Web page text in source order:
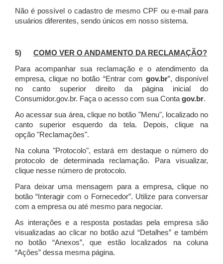
Não é possível o cadastro de mesmo CPF ou e-mail para
usuários diferentes, sendo únicos em nosso sistema.
5) COMO VER O ANDAMENTO DA RECLAMAÇÃO?
Para acompanhar sua reclamação e o atendimento da
empresa, clique no botão “Entrar com gov.br”, disponível
no canto superior direito da página inicial do
Consumidor.gov.br. Faça o acesso com sua Contagov.br.
Ao acessar sua área, clique no botão "Menu", localizado no
canto superior esquerdo da tela. Depois, clique na
opção "Reclamações".
Na coluna "Protocolo", estará em destaque o número do
protocolo de determinada reclamação. Para visualizar,
clique nesse número de protocolo.
Para deixar uma mensagem para a empresa, clique no
botão “Interagir com o Fornecedor”. Utilize para conversar
com a empresa ou até mesmo para negociar.
As interações e a resposta postadas pela empresa são
visualizadas ao clicar no botão azul “Detalhes” e também
no botão “Anexos”, que estão localizados na coluna
“Ações” dessa mesma página.